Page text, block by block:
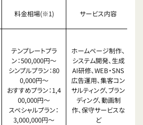
料金相場(※1) サービス内容
テンプレートプラ
ン：500,000円〜
シンプルプラン：80
0,000円〜
おすすめプラン：1,4
00,000円〜
スペシャルプラン：
3,000,000円〜
ホームページ制作、
システム開発、生成
AI研修、WEB・SNS
広告運用、集客コン
サルティング、ブラン
ディング、動画制
作、保守サービスな
ど